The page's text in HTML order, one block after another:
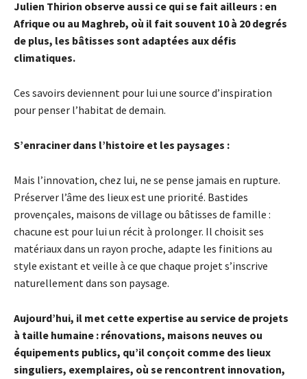
Julien Thirion observe aussi ce qui se fait ailleurs : en
Afrique ou au Maghreb, où il fait souvent 10 à 20 degrés
de plus, les bâtisses sont adaptées aux défis
climatiques.
Ces savoirs deviennent pour lui une source d’inspiration
pour penser l’habitat de demain.
S’enraciner dans l’histoire et les paysages :
Mais l’innovation, chez lui, ne se pense jamais en rupture.
Préserver l’âme des lieux est une priorité. Bastides
provençales, maisons de village ou bâtisses de famille :
chacune est pour lui un récit à prolonger. Il choisit ses
matériaux dans un rayon proche, adapte les finitions au
style existant et veille à ce que chaque projet s’inscrive
naturellement dans son paysage.
Aujourd’hui, il met cette expertise au service de projets
à taille humaine : rénovations, maisons neuves ou
équipements publics, qu’il conçoit comme des lieux
singuliers, exemplaires, où se rencontrent innovation,